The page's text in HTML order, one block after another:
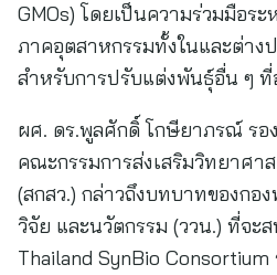
GMOs) โดยเป็นความร่วมมือร
ภาคอุตสาหกรรมทั้งในและต่าง
สำหรับการปรับแต่งพันธุ์อื่น ๆ ที่
ผศ. ดร.พูลศักดิ์ โกษียาภรณ์ รอ
คณะกรรมการส่งเสริมวิทยาศา
(สกสว.) กล่าวถึงบทบาทของกอ
วิจัย และนวัตกรรม (ววน.) ที่จะ
Thailand SynBio